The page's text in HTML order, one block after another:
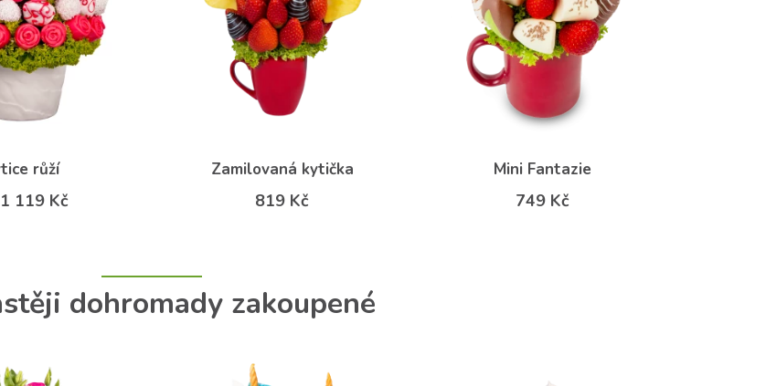
růží
119 Kč
Zamilovaná kytička
819 Kč
Mini Fantazie
749 Kč
dohromady zakoupené